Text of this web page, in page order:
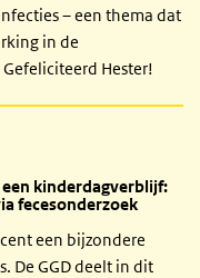
– een thema dat
in de
Hester!
kinderdagverblijf:
fecesonderzoek
een bijzondere